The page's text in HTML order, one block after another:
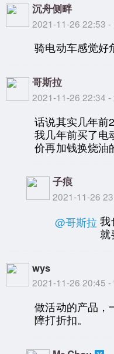
沉舟侧畔
2021-11-26 22:53 -
骑电动车感觉
哥斯拉
2021-11-26 22:34 -
话说其实几年前
我几年前买了电
价再加钱换烧油
子痕
2021-11-26
@哥斯拉 我
就
wys
2021-11-26 20:45 -
做活动的产品，
障打折扣。